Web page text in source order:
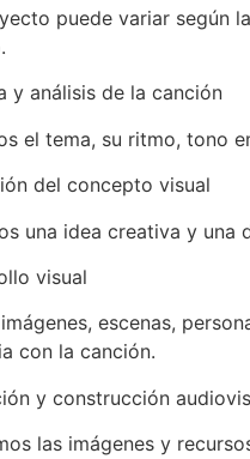
puede variar según
y análisis de la canción
el tema, su ritmo, tono
del concepto visual
una idea creativa y
visual
escenas,
con la canción.
y construcción
las imágenes y